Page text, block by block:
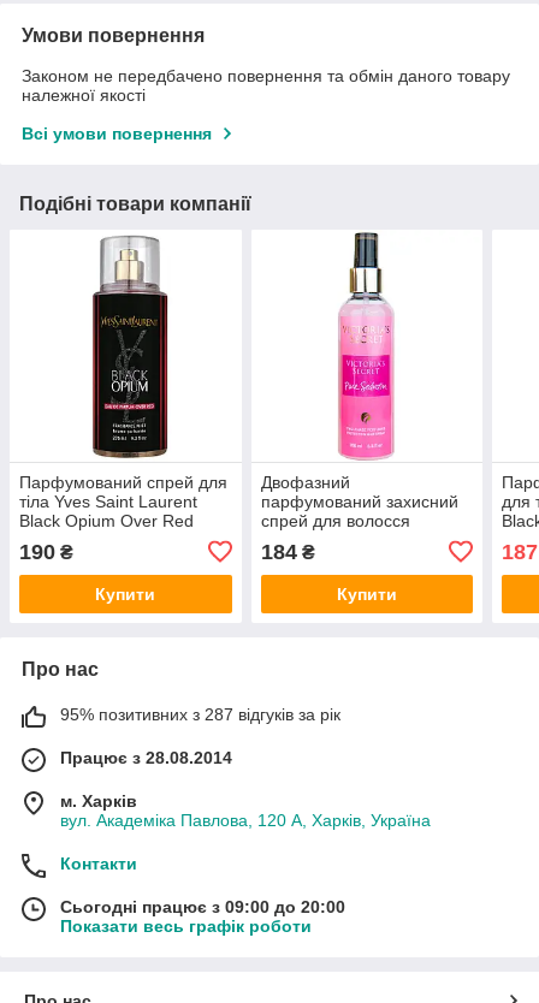
Умови повернення
Законом не передбачено повернення та обмін даного товару
належної якості
Всі умови повернення
Подібні товари компанії
Парфумований спрей для
тіла Yves Saint Laurent
Black Opium Over Red
190 ₴
Купити
Двофазний
парфумований захисний
спрей для волосся
Seduction Exclusive EURO
200 мл
184₴
Купити
для
Про нас
95% позитивних з 287 відгуків за рік
Працює з 28.08.2014
м. Харків
вул. Академіка Павлова, 120 А, Харків, Україна
Контакти
Сьогодні працює з 09:00 до 20:00
Показати весь графік роботи